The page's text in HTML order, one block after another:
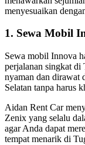
menyesuaikan
1. Sewa Mobil
Sewa mobil Innova
perjalanan singkat di
nyaman dan dirawat
Selatan tanpa harus
Aidan Rent Car
Zenix yang selalu
agar Anda dapat
tempat menarik di